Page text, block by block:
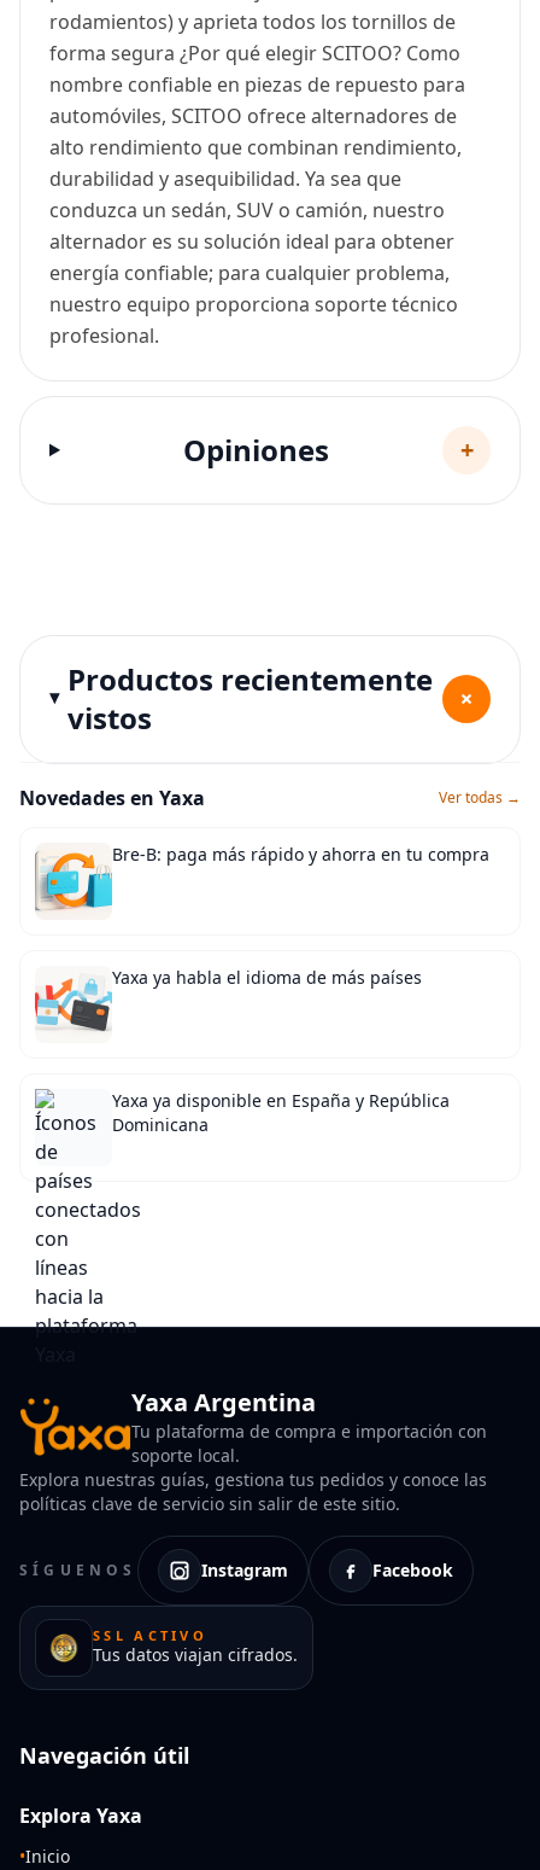
rodamientos) y aprieta todos los tornillos de
forma segura ¿Por qué elegir SCITOO? Como
nombre confiable en piezas de repuesto para
automóviles, SCITOO ofrece alternadores de
alto rendimiento que combinan rendimiento,
durabilidad y asequibilidad. Ya sea que
conduzca un sedán, SUV o camión, nuestro
alternador es su solución ideal para obtener
energía confiable; para cualquier problema,
nuestro equipo proporciona soporte técnico
profesional.
Opiniones +
Productos recientemente
vistos
+
Novedades en Yaxa Ver todas →
Bre-B: paga más rápido y ahorra en tu compra
Yaxa ya habla el idioma de más países
Yaxa ya disponible en España y República
Dominicana
Yaxa Argentina
Tu plataforma de compra e importación con
soporte local.
Explora nuestras guías, gestiona tus pedidos y conoce las
políticas clave de servicio sin salir de este sitio.
SÍGUENOS Instagram Facebook
SSL ACTIVO
Tus datos viajan cifrados.
Navegación útil
Explora Yaxa
•Inicio